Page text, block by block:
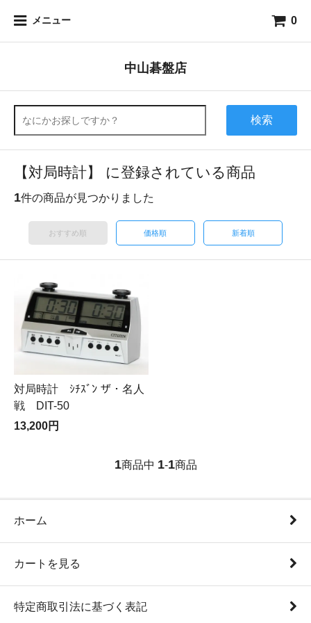
メニュー 0
中山碁盤店
検索
【対局時計】 に登録されている商品
1件の商品が見つかりました
おすすめ順 価格順 新着順
対局時計 ｼﾁｽﾞﾝ ザ・名人
戦 DIT-50
13,200円
1商品中 1-1商品
ホーム
カートを見る
特定商取引法に基づく表記